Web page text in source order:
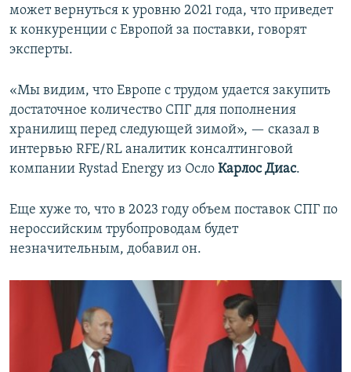
может вернуться к уровню 2021 года, что приведет
к конкуренции с Европой за поставки, говорят
эксперты.
«Мы видим, что Европе с трудом удается закупить
достаточное количество СПГ для пополнения
хранилищ перед следующей зимой», — сказал в
интервью RFE/RL аналитик консалтинговой
компании Rystad Energy из Осло Карлос Диас.
Еще хуже то, что в 2023 году объем поставок СПГ по
нероссийским трубопроводам будет
незначительным, добавил он.